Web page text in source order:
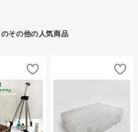
のその他の人気商品